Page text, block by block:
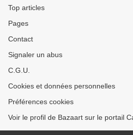
Top articles
Pages
Contact
Signaler un abus
C.G.U.
Cookies et données personnelles
Préférences cookies
Voir le profil de Bazaart sur le portail